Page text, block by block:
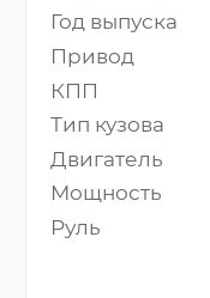
Год выпуска
Привод
КПП
Тип кузова
Двигатель
Мощность
Руль